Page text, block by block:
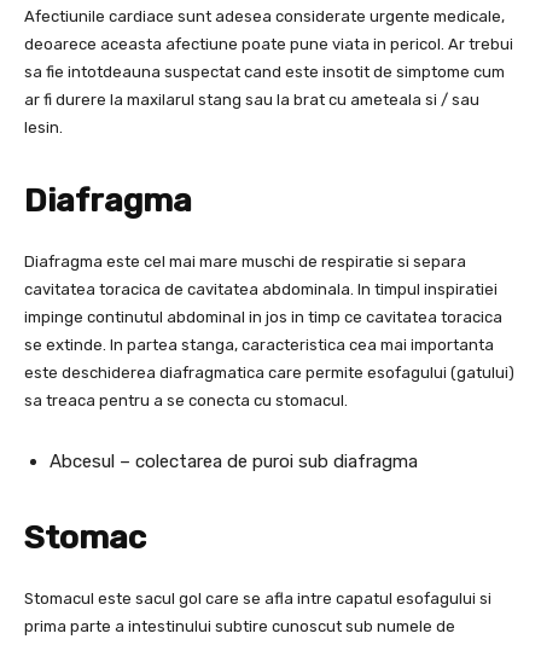
Afectiunile cardiace sunt adesea considerate urgente medicale,
deoarece aceasta afectiune poate pune viata in pericol. Ar trebui
sa fie intotdeauna suspectat cand este insotit de simptome cum
ar fi durere la maxilarul stang sau la brat cu ameteala si / sau
lesin.
Diafragma
Diafragma este cel mai mare muschi de respiratie si separa
cavitatea toracica de cavitatea abdominala. In timpul inspiratiei
impinge continutul abdominal in jos in timp ce cavitatea toracica
se extinde. In partea stanga, caracteristica cea mai importanta
este deschiderea diafragmatica care permite esofagului (gatului)
sa treaca pentru a se conecta cu stomacul.
Abcesul – colectarea de puroi sub diafragma
Stomac
Stomacul este sacul gol care se afla intre capatul esofagului si
prima parte a intestinului subtire cunoscut sub numele de